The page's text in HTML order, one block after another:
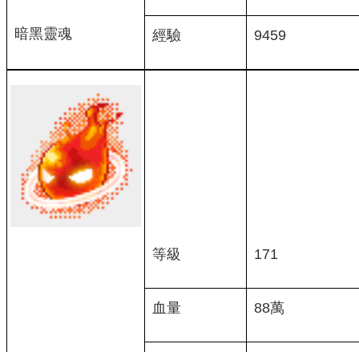
暗黑靈魂 經驗 9459
等級 171
血量 88萬